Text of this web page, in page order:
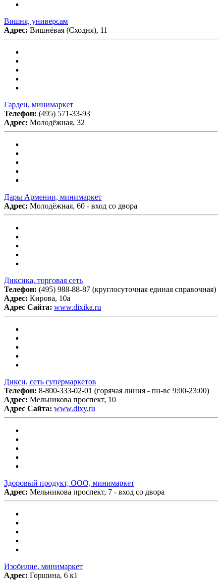
Вишня, универсам
Адрес: Вишнёвая (Сходня), 11
Гарден, минимаркет
Телефон: (495) 571-33-93
Адрес: Молодёжная, 32
Дары Армении, минимаркет
Адрес: Молодёжная, 60 - вход со двора
Диксика, торговая сеть
Телефон: (495) 988-88-87 (круглосуточная единая справочная)
Адрес: Кирова, 10а
Адрес Сайта: www.dixika.ru
Дикси, сеть супермаркетов
Телефон: 8-800-333-02-01 (горячая линия - пн-вс 9:00-23:00)
Адрес: Мельникова проспект, 10
Адрес Сайта: www.dixy.ru
Здоровый продукт, ООО, минимаркет
Адрес: Мельникова проспект, 7 - вход со двора
Изобилие, минимаркет
Адрес: Горшина, 6 к1